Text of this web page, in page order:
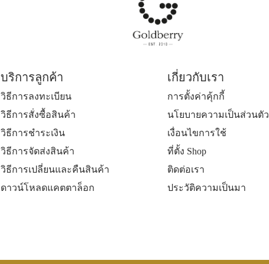
บริการลูกค้า
วิธีการลงทะเบียน
วิธีการสั่งซื้อสินค้า
วิธีการชำระเงิน
วิธีการจัดส่งสินค้า
วิธีการเปลี่ยนและคืนสินค้า
ดาวน์โหลดแคตตาล็อก
เกี่ยวกับเรา
การตั้งค่าคุ้กกี้
นโยบายความเป็นส่วนตัว
เงื่อนไขการใช้
ที่ตั้ง Shop
ติดต่อเรา
ประวัติความเป็นมา